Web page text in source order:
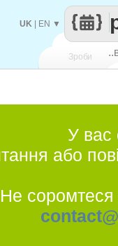
Зроби
UK EN ▼
У вас
або
Не соромтеся